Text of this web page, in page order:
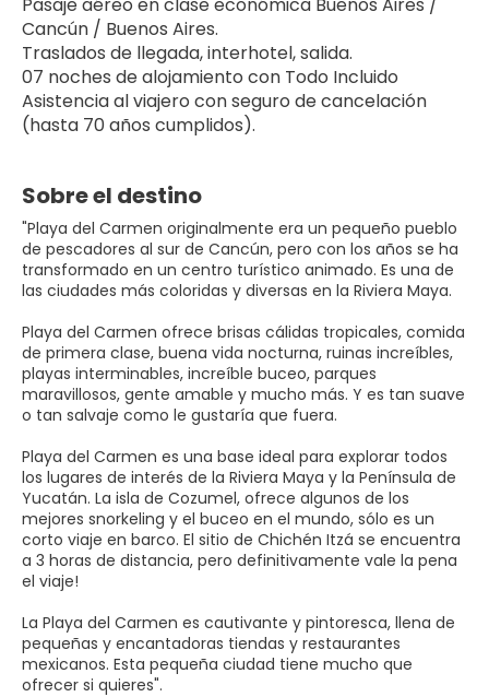
Cancún / Buenos Aires.
Traslados de llegada, interhotel, salida.
07 noches de alojamiento con Todo Incluido
Asistencia al viajero con seguro de cancelación
(hasta 70 años cumplidos).
Sobre el destino
"Playa del Carmen originalmente era un pequeño pueblo
de pescadores al sur de Cancún, pero con los años se ha
transformado en un centro turístico animado. Es una de
las ciudades más coloridas y diversas en la Riviera Maya.
Playa del Carmen ofrece brisas cálidas tropicales, comida
de primera clase, buena vida nocturna, ruinas increíbles,
playas interminables, increíble buceo, parques
maravillosos, gente amable y mucho más. Y es tan suave
o tan salvaje como le gustaría que fuera.
Playa del Carmen es una base ideal para explorar todos
los lugares de interés de la Riviera Maya y la Península de
Yucatán. La isla de Cozumel, ofrece algunos de los
mejores snorkeling y el buceo en el mundo, sólo es un
corto viaje en barco. El sitio de Chichén Itzá se encuentra
a 3 horas de distancia, pero definitivamente vale la pena
el viaje!
La Playa del Carmen es cautivante y pintoresca, llena de
pequeñas y encantadoras tiendas y restaurantes
mexicanos. Esta pequeña ciudad tiene mucho que
ofrecer si quieres".